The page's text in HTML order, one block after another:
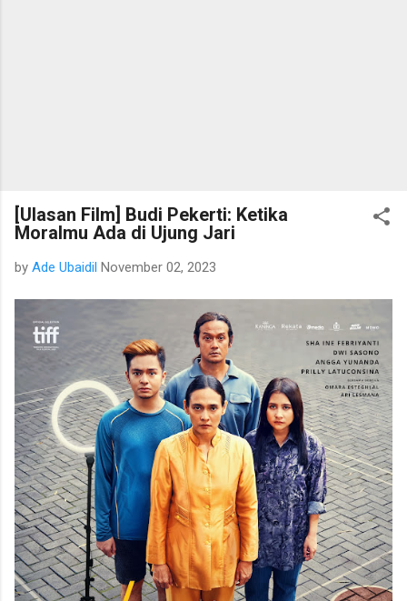
[Ulasan Film] Budi Pekerti: Ketika
Moralmu Ada di Ujung Jari
by Ade Ubaidil November 02, 2023